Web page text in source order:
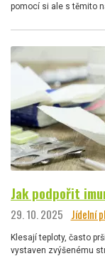
pomocí si ale s těmito
Jak podpořit
29. 10. 2025 Jídelní
Klesají teploty, často
vystaven zvýšenému